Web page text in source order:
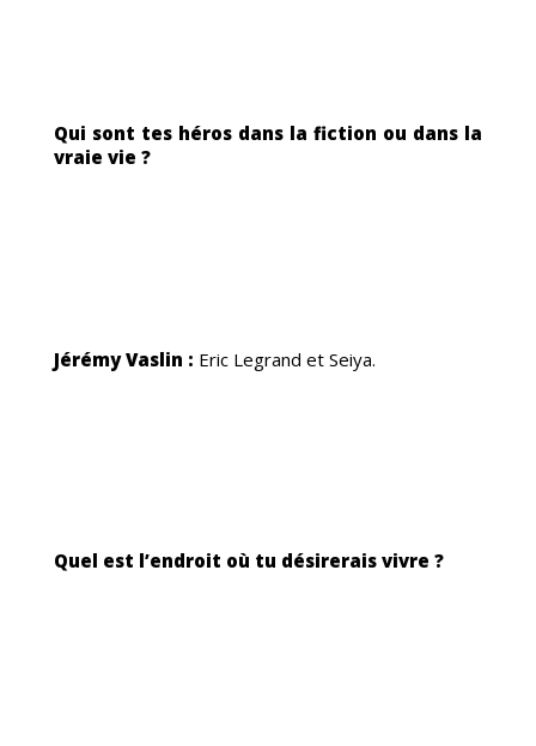
Qui sont tes héros dans la fiction ou dans la
vraie vie ?
Jérémy Vaslin : Eric Legrand et Seiya.
Quel est l’endroit où tu désirerais vivre ?